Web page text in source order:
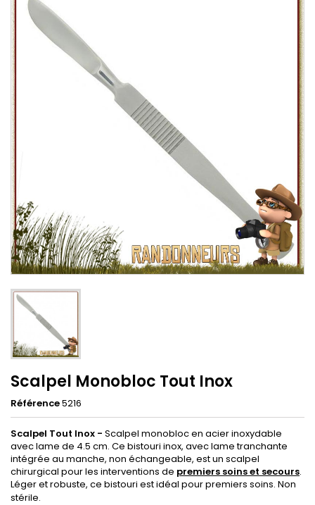
Scalpel Monobloc Tout Inox
Référence5216
Scalpel Tout Inox - Scalpel monobloc en acier inoxydable
avec lame de 4.5 cm. Ce bistouri inox, avec lame tranchante
intégrée au manche, non échangeable, est un scalpel
chirurgical pour les interventions de premiers soins et secours.
Léger et robuste, ce bistouri est idéal pour premiers soins. Non
stérile.